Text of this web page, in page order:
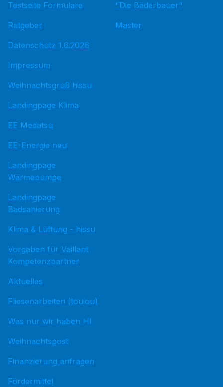
Testseite Formulare
Ratgeber
Datenschutz 1.6.2026
Impressum
Weihnachtsgruß hissu
Landingpage Klima
EE Medatsu
EE-Energie neu
Landingpage
Wärmepumpe
Landingpage
Badsanierung
Klima & Lüftung - hissu
Vorgaben für Vaillant
Kompetenzpartner
Aktuelles
Fliesenarbeiten (toujou)
Was nur wir haben HI
Weihnachtspost
Finanzierung anfragen
Fördermittel
"Die Bäderbauer"
Master